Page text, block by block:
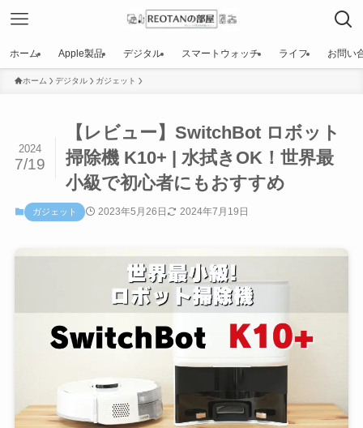
ホーム Apple製品 デジタル スマートウォッチ ライフ お問い
ホーム デジタル ガジェット
【レビュー】SwitchBot ロボット
掃除機 K10+ | 水拭きOK！世界最
小級で初心者にもおすすめ
2024
7/19
ガジェット 2023年5月26日 2024年7月19日